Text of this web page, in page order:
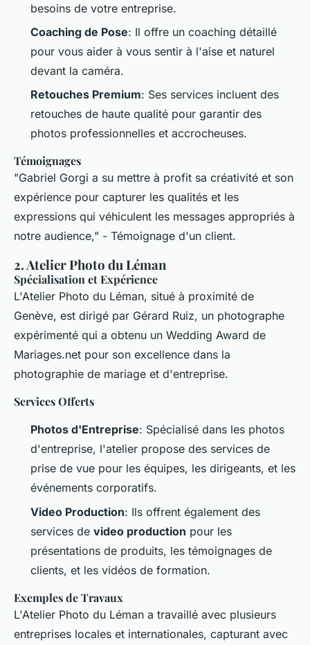
besoins de votre entreprise.
Coaching de Pose: Il offre un coaching détaillé
pour vous aider à vous sentir à l'aise et naturel
devant la caméra.
Retouches Premium: Ses services incluent des
retouches de haute qualité pour garantir des
photos professionnelles et accrocheuses.
Témoignages
"Gabriel Gorgi a su mettre à profit sa créativité et son
expérience pour capturer les qualités et les
expressions qui véhiculent les messages appropriés à
notre audience," - Témoignage d'un client.
2.Atelier Photo du Léman
Spécialisation et Expérience
L'Atelier Photo du Léman, situé à proximité de
Genève, est dirigé par Gérard Ruiz, un photographe
expérimenté qui a obtenu un Wedding Award de
Mariages.net pour son excellence dans la
photographie de mariage et d'entreprise.
Services Offerts
Photos d'Entreprise: Spécialisé dans les photos
d'entreprise, l'atelier propose des services de
prise de vue pour les équipes, les dirigeants, et les
événements corporatifs.
Video Production: Ils offrent également des
services de video production pour les
présentations de produits, les témoignages de
clients, et les vidéos de formation.
Exemples de Travaux
L'Atelier Photo du Léman a travaillé avec plusieurs
entreprises locales et internationales, capturant avec